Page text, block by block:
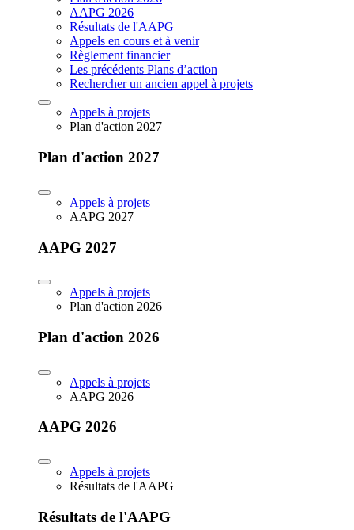
AAPG 2026
Résultats de l'AAPG
Appels en cours et à venir
Règlement financier
Les précédents Plans d’action
Rechercher un ancien appel à projets
Appels à projets
Plan d'action 2027
Plan d'action 2027
Appels à projets
AAPG 2027
AAPG 2027
Appels à projets
Plan d'action 2026
Plan d'action 2026
Appels à projets
AAPG 2026
AAPG 2026
Appels à projets
Résultats de l'AAPG
Résultats de l'AAPG